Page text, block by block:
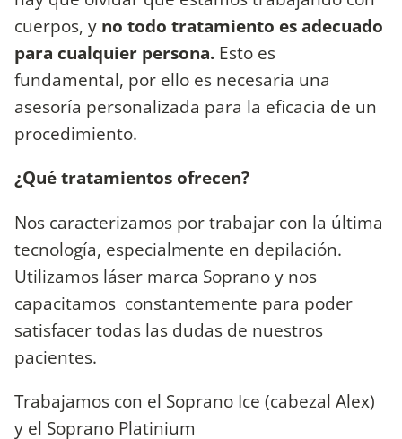
cuerpos, y no todo tratamiento es adecuado
para cualquier persona. Esto es
fundamental, por ello es necesaria una
asesoría personalizada para la eficacia de un
procedimiento.
¿Qué tratamientos ofrecen?
Nos caracterizamos por trabajar con la última
tecnología, especialmente en depilación.
Utilizamos láser marca Soprano y nos
capacitamos constantemente para poder
satisfacer todas las dudas de nuestros
pacientes.
Trabajamos con el Soprano Ice (cabezal Alex)
y el Soprano Platinium